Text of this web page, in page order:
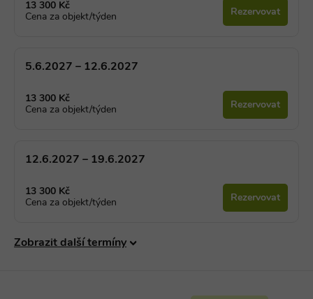
13 300 Kč
Cena za objekt/týden
Rezervovat
5.6.2027 – 12.6.2027
13 300 Kč
Cena za objekt/týden
Rezervovat
12.6.2027 – 19.6.2027
13 300 Kč
Cena za objekt/týden
Rezervovat
Zobrazit další termíny